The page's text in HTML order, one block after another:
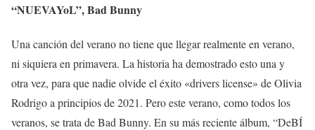
“NUEVAYoL”, Bad Bunny
Una canción del verano no tiene que llegar realmente en verano,
ni siquiera en primavera. La historia ha demostrado esto una y
otra vez, para que nadie olvide el éxito «drivers license» de Olivia
Rodrigo a principios de 2021. Pero este verano, como todos los
veranos, se trata de Bad Bunny. En su más reciente álbum, “DeBÍ